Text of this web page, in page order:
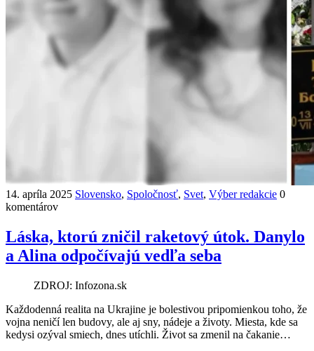
14. apríla 2025 Slovensko, Spoločnosť, Svet, Výber redakcie 0
komentárov
Láska, ktorú zničil raketový útok. Danylo
a Alina odpočívajú vedľa seba
ZDROJ: Infozona.sk
Každodenná realita na Ukrajine je bolestivou pripomienkou toho, že
vojna neničí len budovy, ale aj sny, nádeje a životy. Miesta, kde sa
kedysi ozýval smiech, dnes utíchli. Život sa zmenil na čakanie…